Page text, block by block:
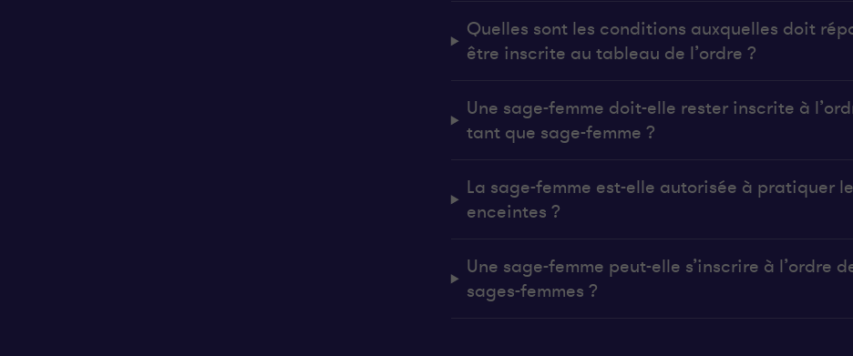
Quelles sont les conditions auxquelles doit
être inscrite au tableau de l’ordre ?
Une sage-femme doit-elle rester inscrite à
tant que sage-femme ?
La sage-femme est-elle autorisée à pratiquer
enceintes ?
Une sage-femme peut-elle s’inscrire à l’ordre
sages-femmes ?